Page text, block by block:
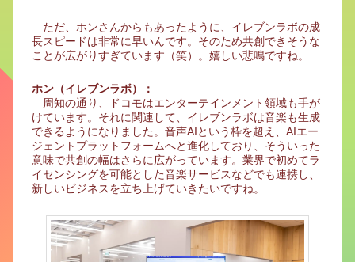
ただ、ホンさんからもあったように、イレブンラボの成
長スピードは非常に早いんです。そのため共創できそうな
ことが広がりすぎています（笑）。嬉しい悲鳴ですね。
ホン（イレブンラボ）：
周知の通り、ドコモはエンターテインメント領域も手が
けています。それに関連して、イレブンラボは音楽も生成
できるようになりました。音声AIという枠を超え、AIエー
ジェントプラットフォームへと進化しており、そういった
意味で共創の幅はさらに広がっています。業界で初めてラ
イセンシングを可能とした音楽サービスなどでも連携し、
新しいビジネスを立ち上げていきたいですね。